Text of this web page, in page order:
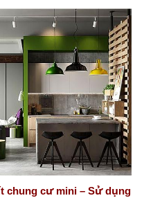
chung cư mini – Sử dụng